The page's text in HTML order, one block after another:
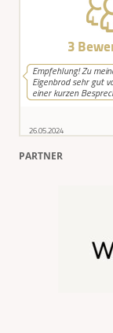
PARTNER